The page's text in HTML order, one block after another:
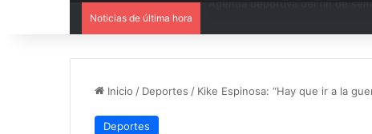
Noticias de última hora
Inicio / Deportes / Kike Espinosa: “Hay que ir a la
Deportes